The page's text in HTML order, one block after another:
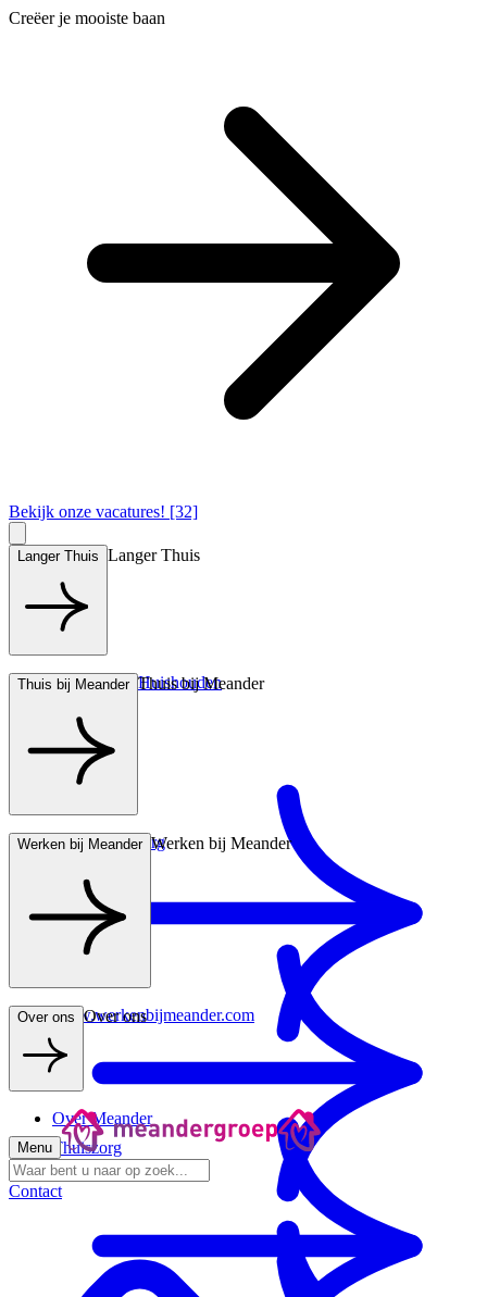
Creëer je mooiste baan
Bekijk onze vacatures! [32]
Langer Thuis Langer Thuis
Hulp bij het Huishouden
Thuiszorg
Thuis bij Meander Thuis bij Meander
Wonen met zorg
Werken bij Meander Werken bij Meander
www.werkenbijmeander.com
Over ons Over ons
Over Meander
Menu
Contact